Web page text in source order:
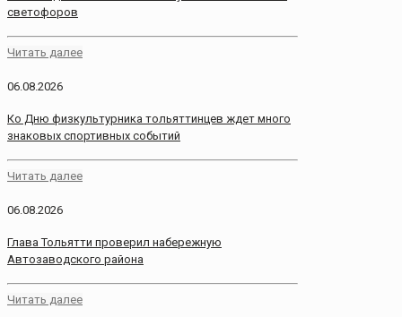
светофоров
Читать далее
06.08.2026
Ко Дню физкультурника тольяттинцев ждет много
знаковых спортивных событий
Читать далее
06.08.2026
Глава Тольятти проверил набережную
Автозаводского района
Читать далее